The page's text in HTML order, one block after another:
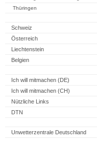
Thüringen
Schweiz
Österreich
Liechtenstein
Belgien
Ich will mitmachen (DE)
Ich will mitmachen (CH)
Nützliche Links
DTN
Unwetterzentrale Deutschland